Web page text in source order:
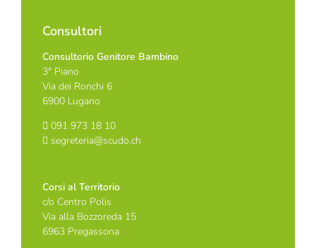
Consultori
Consultorio Genitore Bambino
3° Piano
Via dei Ronchi 6
6900 Lugano
091 973 18 10
segreteria@scudo.ch
Corsi al Territorio
c/o Centro Polis
Via alla Bozzoreda 15
6963 Pregassona